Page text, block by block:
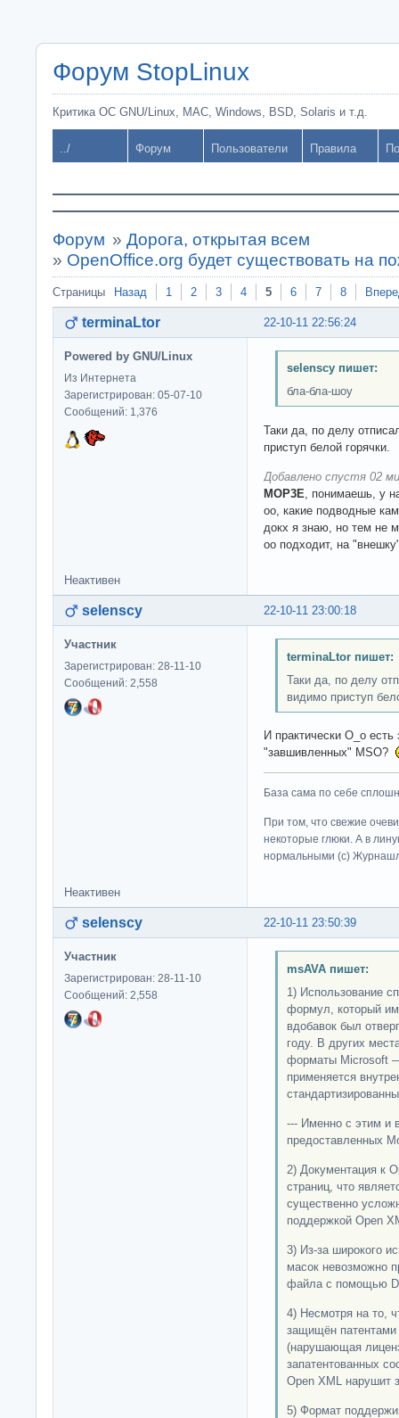
Форум StopLinux
Критика ОС GNU/Linux, MAC, Windows, BSD, Solaris и т.д.
../ Форум Пользователи Правила
Форум » Дорога, открытая всем
» OpenOffice.org будет существовать на
Страницы Назад 1 2 3 4 5 6 7 8
22-10-11 22:56:24
terminaLtor
Powered by GNU/Linux
Из Интернета
Зарегистрирован: 05-07-10
Сообщений: 1,376
selenscy пишет:
бла-бла-шоу
Таки да, по делу
приступ белой горячки.
Добавлено спустя 02
MOP3E, понимаешь, у
оо, какие подводные
докх я знаю, но тем не
оо подходит, на
Неактивен
22-10-11 23:00:18
selenscy
Участник
Зарегистрирован: 28-11-10
Сообщений: 2,558
terminaLtor пишет:
Таки да, по делу
видимо приступ
И практически О_о
"завшивленных" MSO?
База сама по себе
При том, что свежие
некоторые глюки. А в
нормальными (c)
Неактивен
22-10-11 23:50:39
selenscy
Участник
Зарегистрирован: 28-11-10
Сообщений: 2,558
msAVA пишет:
1) Использование
формул, который
вдобавок был
году. В других
форматы Microsoft
применяется
--- Именно с этим и
предоставленных
2) Документация к
страниц, что
существенно
поддержкой Open
3) Из‑за широкого
масок невозможно
файла с помощью
4) Несмотря на то,
защищён
(нарушающая
запатентованных
Open XML нарушит
5) Формат